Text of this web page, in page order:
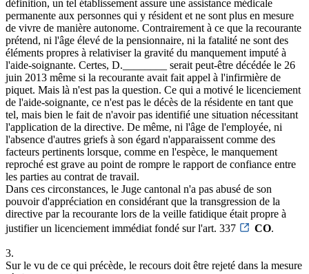
définition, un tel établissement assure une assistance médicale
permanente aux personnes qui y résident et ne sont plus en mesure
de vivre de manière autonome. Contrairement à ce que la recourante
prétend, ni l'âge élevé de la pensionnaire, ni la fatalité ne sont des
éléments propres à relativiser la gravité du manquement imputé à
l'aide-soignante. Certes, D.________ serait peut-être décédée le 26
juin 2013 même si la recourante avait fait appel à l'infirmière de
piquet. Mais là n'est pas la question. Ce qui a motivé le licenciement
de l'aide-soignante, ce n'est pas le décès de la résidente en tant que
tel, mais bien le fait de n'avoir pas identifié une situation nécessitant
l'application de la directive. De même, ni l'âge de l'employée, ni
l'absence d'autres griefs à son égard n'apparaissent comme des
facteurs pertinents lorsque, comme en l'espèce, le manquement
reproché est grave au point de rompre le rapport de confiance entre
les parties au contrat de travail.
Dans ces circonstances, le Juge cantonal n'a pas abusé de son
pouvoir d'appréciation en considérant que la transgression de la
directive par la recourante lors de la veille fatidique était propre à
justifier un licenciement immédiat fondé sur l'art. 337
CO.
3.
Sur le vu de ce qui précède, le recours doit être rejeté dans la mesure